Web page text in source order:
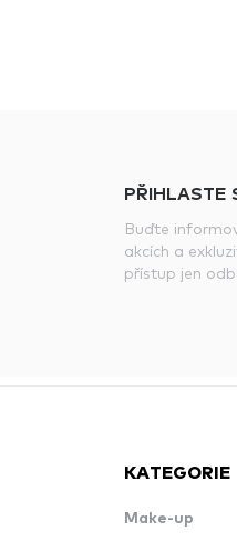
PŘIHLASTE
Buďte
akcích a
přístup jen
KATEGORIE
Make-up